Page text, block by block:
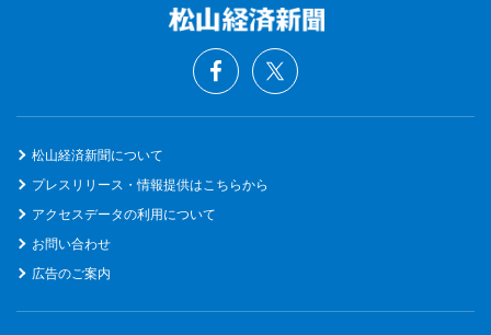
松山経済新聞について
プレスリリース・情報提供はこちらから
アクセスデータの利用について
お問い合わせ
広告のご案内